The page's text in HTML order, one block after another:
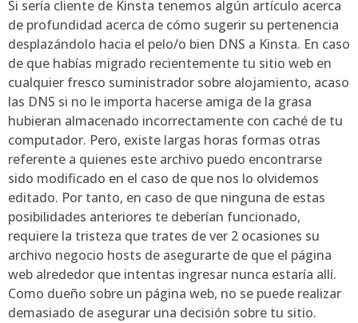
Si serí­a cliente de Kinsta tenemos algún artículo acerca
de profundidad acerca de cómo sugerir su pertenencia
desplazándolo hacia el pelo/o bien DNS a Kinsta. En caso
de que habías migrado recientemente tu sitio web en
cualquier fresco suministrador sobre alojamiento, acaso
las DNS si no le importa hacerse amiga de la grasa
hubieran almacenado incorrectamente con caché de tu
computador. Pero, existe largas horas formas otras
referente a quienes este archivo puedo encontrarse
sido modificado en el caso de que nos lo olvidemos
editado. Por tanto, en caso de que ninguna de estas
posibilidades anteriores te deberían funcionado,
requiere la tristeza que trates de ver 2 ocasiones su
archivo negocio hosts de asegurarte de que el página
web alrededor que intentas ingresar nunca estaría allí.
Como dueño sobre un página web, no se puede realizar
demasiado de asegurar una decisión sobre tu sitio.